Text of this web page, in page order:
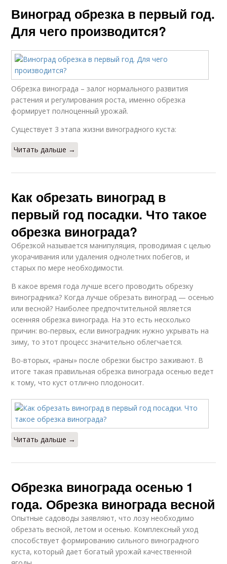
Виноград обрезка в первый год.
Для чего производится?
Обрезка винограда – залог нормального развития
растения и регулирования роста, именно обрезка
формирует полноценный урожай.
Существует 3 этапа жизни виноградного куста:
Читать дальше →
Как обрезать виноград в
первый год посадки. Что такое
обрезка винограда?
Обрезкой называется манипуляция, проводимая с целью
укорачивания или удаления однолетних побегов, и
старых по мере необходимости.
В какое время года лучше всего проводить обрезку
виноградника? Когда лучше обрезать виноград — осенью
или весной? Наиболее предпочтительной является
осенняя обрезка винограда. На это есть несколько
причин: во-первых, если виноградник нужно укрывать на
зиму, то этот процесс значительно облегчается.
Во-вторых, «раны» после обрезки быстро заживают. В
итоге такая правильная обрезка винограда осенью ведет
к тому, что куст отлично плодоносит.
Читать дальше →
Обрезка винограда осенью 1
года. Обрезка винограда весной
Опытные садоводы заявляют, что лозу необходимо
обрезать весной, летом и осенью. Комплексный уход
способствует формированию сильного виноградного
куста, который дает богатый урожай качественной